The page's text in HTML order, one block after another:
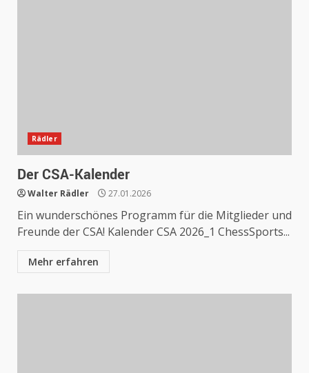
Rädler
Der CSA-Kalender
Walter Rädler 27.01.2026
Ein wunderschönes Programm für die Mitglieder und
Freunde der CSA! Kalender CSA 2026_1 ChessSports...
Mehr erfahren